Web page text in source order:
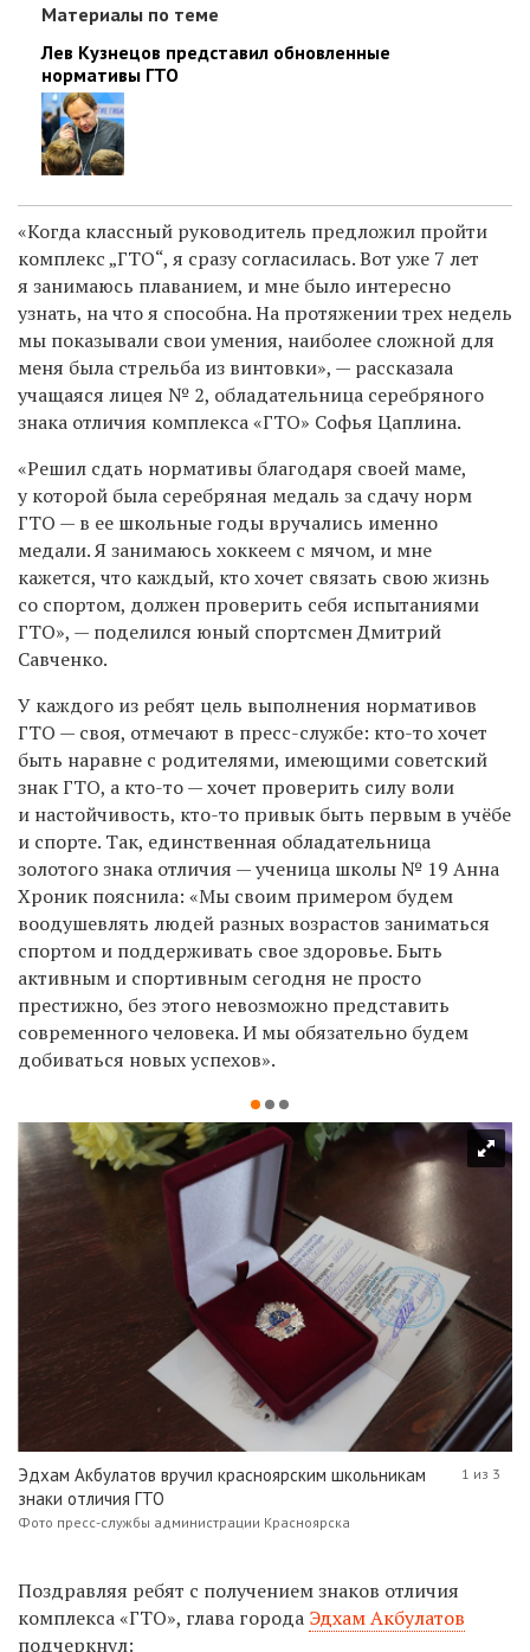
Материалы по теме
Лев Кузнецов представил обновленные
нормативы ГТО
«Когда классный руководитель предложил пройти
комплекс „ГТО“, я сразу согласилась. Вот уже 7 лет
я занимаюсь плаванием, и мне было интересно
узнать, на что я способна. На протяжении трех недель
мы показывали свои умения, наиболее сложной для
меня была стрельба из винтовки», — рассказала
учащаяся лицея № 2, обладательница серебряного
знака отличия комплекса «ГТО» Софья Цаплина.
«Решил сдать нормативы благодаря своей маме,
у которой была серебряная медаль за сдачу норм
ГТО — в ее школьные годы вручались именно
медали. Я занимаюсь хоккеем с мячом, и мне
кажется, что каждый, кто хочет связать свою жизнь
со спортом, должен проверить себя испытаниями
ГТО», — поделился юный спортсмен Дмитрий
Савченко.
У каждого из ребят цель выполнения нормативов
ГТО — своя, отмечают в пресс-службе: кто-то хочет
быть наравне с родителями, имеющими советский
знак ГТО, а кто-то — хочет проверить силу воли
и настойчивость, кто-то привык быть первым в учёбе
и спорте. Так, единственная обладательница
золотого знака отличия — ученица школы № 19 Анна
Хроник пояснила: «Мы своим примером будем
воодушевлять людей разных возрастов заниматься
спортом и поддерживать свое здоровье. Быть
активным и спортивным сегодня не просто
престижно, без этого невозможно представить
современного человека. И мы обязательно будем
добиваться новых успехов».
Эдхам Акбулатов вручил красноярским школьникам
знаки отличия ГТО
Фото пресс-службы администрации Красноярска
1 из 3
Поздравляя ребят с получением знаков отличия
комплекса «ГТО», глава города Эдхам Акбулатов
подчеркнул: